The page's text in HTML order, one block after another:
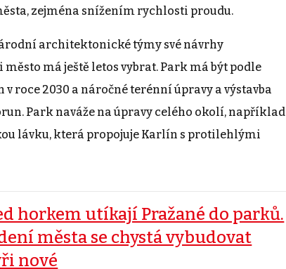
zejména snížením rychlosti proudu.
architektonické týmy své návrhy
má ještě letos vybrat. Park má být podle
roce 2030 a náročné terénní úpravy a výstavba
Park naváže na úpravy celého okolí, například
lávku, která propojuje Karlín s protilehlými
horkem utíkají Pražané do parků.
města se chystá vybudovat
nové